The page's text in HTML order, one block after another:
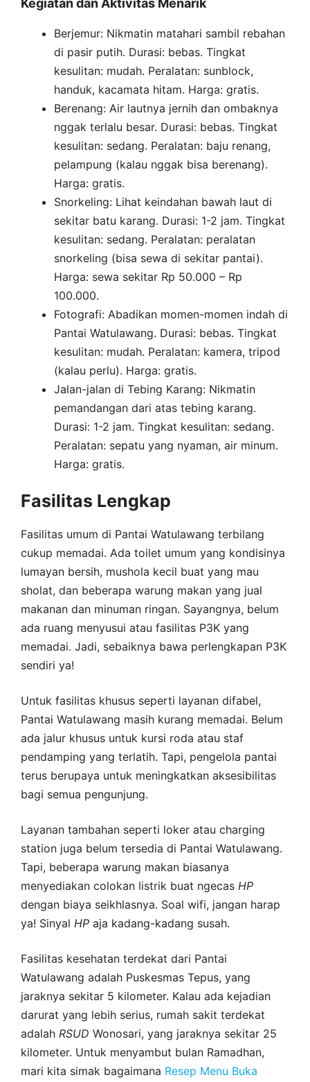
Kegiatan dan Aktivitas Menarik
Berjemur: Nikmatin matahari sambil rebahan
di pasir putih. Durasi: bebas. Tingkat
kesulitan: mudah. Peralatan: sunblock,
handuk, kacamata hitam. Harga: gratis.
Berenang: Air lautnya jernih dan ombaknya
nggak terlalu besar. Durasi: bebas. Tingkat
kesulitan: sedang. Peralatan: baju renang,
pelampung (kalau nggak bisa berenang).
Harga: gratis.
Snorkeling: Lihat keindahan bawah laut di
sekitar batu karang. Durasi: 1-2 jam. Tingkat
kesulitan: sedang. Peralatan: peralatan
snorkeling (bisa sewa di sekitar pantai).
Harga: sewa sekitar Rp 50.000 – Rp
100.000.
Fotografi: Abadikan momen-momen indah di
Pantai Watulawang. Durasi: bebas. Tingkat
kesulitan: mudah. Peralatan: kamera, tripod
(kalau perlu). Harga: gratis.
Jalan-jalan di Tebing Karang: Nikmatin
pemandangan dari atas tebing karang.
Durasi: 1-2 jam. Tingkat kesulitan: sedang.
Peralatan: sepatu yang nyaman, air minum.
Harga: gratis.
Fasilitas Lengkap
Fasilitas umum di Pantai Watulawang terbilang
cukup memadai. Ada toilet umum yang kondisinya
lumayan bersih, mushola kecil buat yang mau
sholat, dan beberapa warung makan yang jual
makanan dan minuman ringan. Sayangnya, belum
ada ruang menyusui atau fasilitas P3K yang
memadai. Jadi, sebaiknya bawa perlengkapan P3K
sendiri ya!
Untuk fasilitas khusus seperti layanan difabel,
Pantai Watulawang masih kurang memadai. Belum
ada jalur khusus untuk kursi roda atau staf
pendamping yang terlatih. Tapi, pengelola pantai
terus berupaya untuk meningkatkan aksesibilitas
bagi semua pengunjung.
Layanan tambahan seperti loker atau charging
station juga belum tersedia di Pantai Watulawang.
Tapi, beberapa warung makan biasanya
menyediakan colokan listrik buat ngecas HP
dengan biaya seikhlasnya. Soal wifi, jangan harap
ya! Sinyal HP aja kadang-kadang susah.
Fasilitas kesehatan terdekat dari Pantai
Watulawang adalah Puskesmas Tepus, yang
jaraknya sekitar 5 kilometer. Kalau ada kejadian
darurat yang lebih serius, rumah sakit terdekat
adalah RSUD Wonosari, yang jaraknya sekitar 25
kilometer. Untuk menyambut bulan Ramadhan,
mari kita simak bagaimana Resep Menu Buka